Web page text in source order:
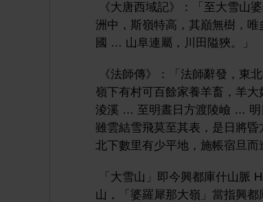
《大唐西域記》：「至大雪山
洲中，斯嶺特高，其巔無樹，
國 … 山阜連屬，川田隘狹。」
《法師傳》：「法師辭發，東
嶺下有村可百餘家養羊畜，羊
淩溪 … 至明晝日方渡陵嶮 … 明
雖雲結雪飛莫至其表，是日將
北下數里有少平地，施帳宿旦而
「大雪山」即今興都庫什山脈
山，「婆羅犀那大嶺」當指興